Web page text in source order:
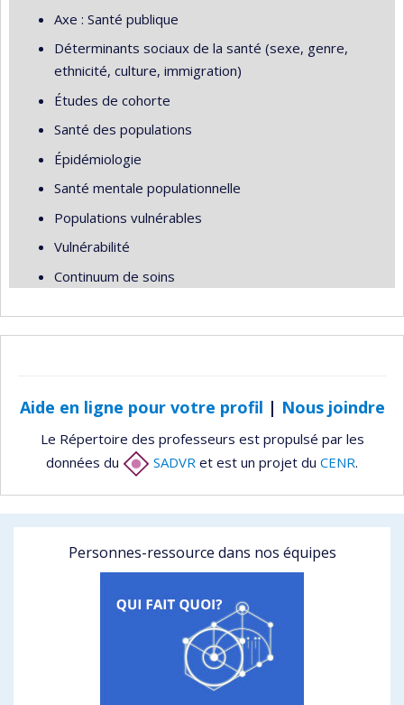
Axe : Santé publique
Déterminants sociaux de la santé (sexe, genre,
ethnicité, culture, immigration)
Études de cohorte
Santé des populations
Épidémiologie
Santé mentale populationnelle
Populations vulnérables
Vulnérabilité
Continuum de soins
Aide en ligne pour votre profil | Nous joindre
Le Répertoire des professeurs est propulsé par les
données du
SADVR et est un projet du CENR.
Personnes-ressource dans nos équipes